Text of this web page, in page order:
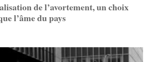
de l’avortement, un choix
l’âme du pays